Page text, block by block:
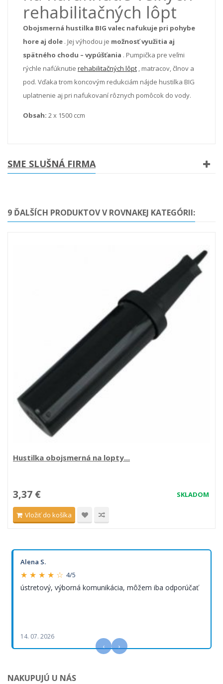
rehabilitačných lôpt
Obojsmerná hustilka BIG valec nafukuje pri pohybe
hore aj dole . Jej výhodou je možnosť využitia aj
spätného chodu – vypúšťania . Pumpička pre veľmi
rýchle nafúknutie rehabilitačných lôpt , matracov, člnov a
pod. Vďaka trom koncovým redukciám nájde hustilka BIG
uplatnenie aj pri nafukovaní rôznych pomôcok do vody.
Obsah: 2 x 1500 ccm
SME SLUŠNÁ FIRMA
9 ĎALŠÍCH PRODUKTOV V ROVNAKEJ KATEGÓRII:
Hustilka obojsmerná na lopty...
SKLADOM
3,37 €
Vložiť do košíka
Alena S.
★ ★ ★ ★ ☆ 4/5
ústretový, výborná komunikácia, môžem iba odporúčať
14. 07. 2026
‹ ›
NAKUPUJÚ U NÁS